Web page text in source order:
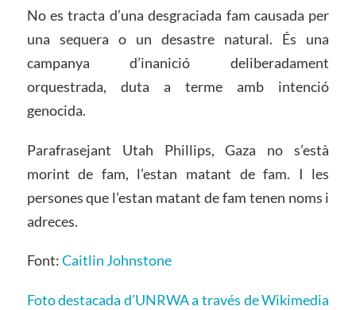
No es tracta d’una desgraciada fam causada per
una sequera o un desastre natural. És una
campanya d’inanició deliberadament
orquestrada, duta a terme amb intenció
genocida.
Parafrasejant Utah Phillips, Gaza no s’està
morint de fam, l’estan matant de fam. I les
persones que l’estan matant de fam tenen noms i
adreces.
Font:Caitlin Johnstone
Foto destacada d’UNRWA a través de Wikimedia